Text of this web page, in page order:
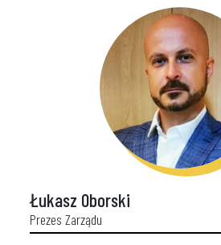
Łukasz Oborski
Prezes Zarządu